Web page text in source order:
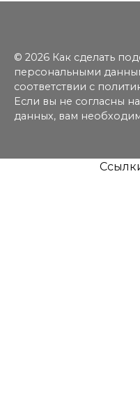
© 2026 Как сделать
персональными
соответствии с
Если вы не согласны
данных, вам